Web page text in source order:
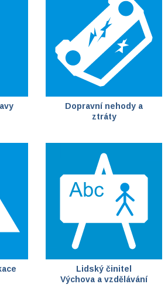
Dopravní nehody a
ztráty
Lidský činitel
Výchova a vzdělávání